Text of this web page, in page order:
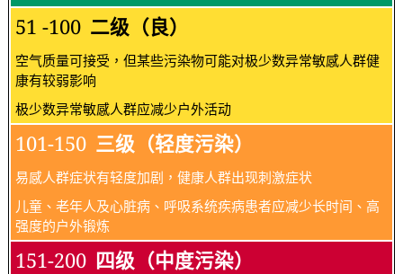
51 -100 二级（良）
空气质量可接受，但某些污染物可能对极少数异常敏感人群健
康有较弱影响
极少数异常敏感人群应减少户外活动
101-150 三级（轻度污染）
易感人群症状有轻度加剧，健康人群出现刺激症状
儿童、老年人及心脏病、呼吸系统疾病患者应减少长时间、高
强度的户外锻炼
151-200 四级（中度污染）